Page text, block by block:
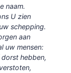
naam.
U zien
schepping.
aan
uw mensen:
hebben,